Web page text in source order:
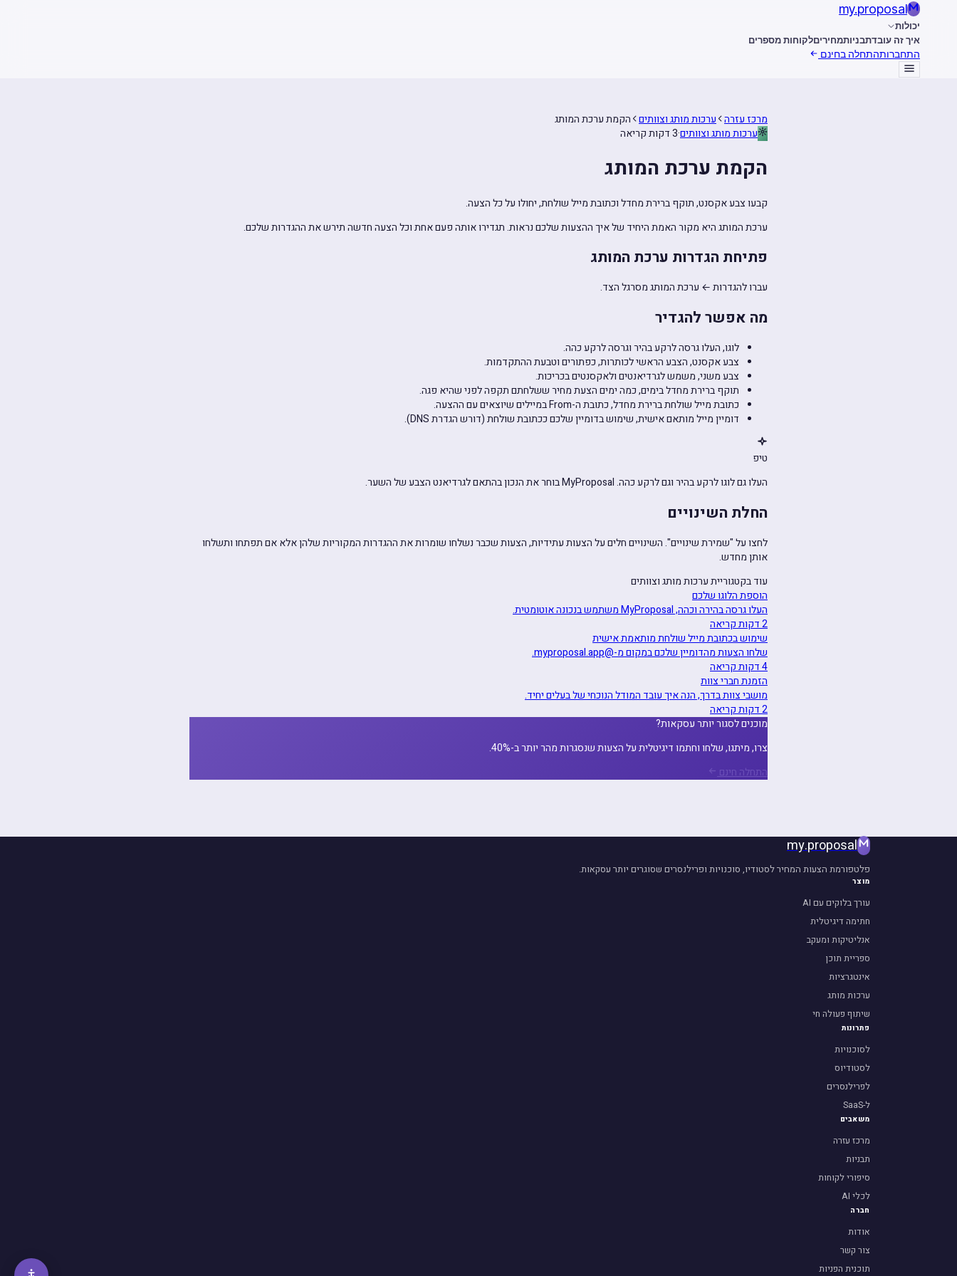
my.proposal
יכולות
איך זה עובדתבניותמחיריםלקוחות מספרים
התחברותהתחלה בחינם
מרכז עזרה ערכות מותג וצוותים הקמת ערכת המותג
ערכות מותג וצוותים·3 דקות קריאה
הקמת ערכת המותג
קבעו צבע אקסנט, תוקף ברירת מחדל וכתובת מייל שולחת, יחולו על כל הצעה.
ערכת המותג היא מקור האמת היחיד של איך ההצעות שלכם נראות. תגדירו אותה פעם אחת וכל הצעה חדשה תירש את ההגדרות שלכם.
פתיחת הגדרות ערכת המותג
עברו להגדרות ← ערכת המותג מסרגל הצד.
מה אפשר להגדיר
לוגו, העלו גרסה לרקע בהיר וגרסה לרקע כהה.
צבע אקסנט, הצבע הראשי לכותרות, כפתורים וטבעת ההתקדמות.
צבע משני, משמש לגרדיאנטים ולאקסנטים בכריכות.
תוקף ברירת מחדל בימים, כמה ימים הצעת מחיר ששלחתם תקפה לפני שהיא פגה.
כתובת מייל שולחת ברירת מחדל, כתובת ה-From במיילים שיוצאים עם ההצעה.
דומיין מייל מותאם אישית, שימוש בדומיין שלכם ככתובת שולחת (דורש הגדרת DNS).
טיפ
העלו גם לוגו לרקע בהיר וגם לרקע כהה. MyProposal בוחר את הנכון בהתאם לגרדיאנט הצבע של השער.
החלת השינויים
לחצו על "שמירת שינויים". השינויים חלים על הצעות עתידיות, הצעות שכבר נשלחו שומרות את ההגדרות המקוריות שלהן אלא אם תפתחו ותשלחו
אותן מחדש.
עוד בקטגוריית ערכות מותג וצוותים
הוספת הלוגו שלכם
העלו גרסה בהירה וכהה, MyProposal משתמש בנכונה אוטומטית.
2 דקות קריאה
שימוש בכתובת מייל שולחת מותאמת אישית
שלחו הצעות מהדומיין שלכם במקום מ-@myproposal.app.
4 דקות קריאה
הזמנת חברי צוות
מושבי צוות בדרך, הנה איך עובד המודל הנוכחי של בעלים יחיד.
2 דקות קריאה
מוכנים לסגור יותר עסקאות?
צרו, מיתגו, שלחו וחתמו דיגיטלית על הצעות שנסגרות מהר יותר ב-40%.
התחלה חינם
my.proposal
פלטפורמת הצעות המחיר לסטודיו, סוכנויות ופרילנסרים שסוגרים יותר עסקאות.
מוצר
עורך בלוקים עם AI
חתימה דיגיטלית
אנליטיקות ומעקב
ספריית תוכן
אינטגרציות
ערכות מותג
שיתוף פעולה חי
פתרונות
לסוכנויות
לסטודיוס
לפרילנסרים
ל-SaaS
משאבים
מרכז עזרה
תבניות
סיפורי לקוחות
לכלי AI
חברה
אודות
צור קשר
תוכנית הפניות